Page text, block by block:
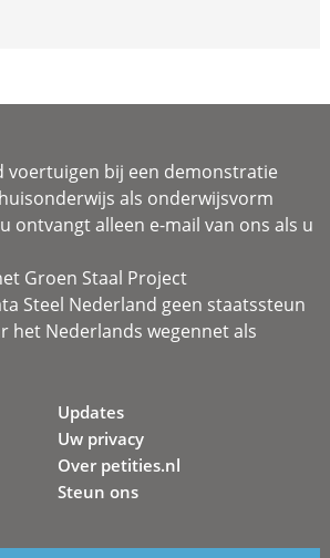
voertuigen bij een demonstratie
als onderwijsvorm
ontvangt alleen e-mail van ons als u
Groen Staal Project
Steel Nederland geen staatssteun
het Nederlands wegennet als
Updates
Uw privacy
Over petities.nl
Steun ons